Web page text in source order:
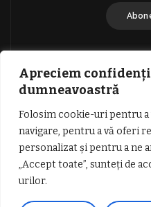
Apreciem
dumneavoastră
Folosim cookie-uri pentru
navigare, pentru a vă oferi
personalizat și pentru a ne
„Accept toate”, sunteți de
urilor.
TERMENI SI
INFORMATII DESPRE